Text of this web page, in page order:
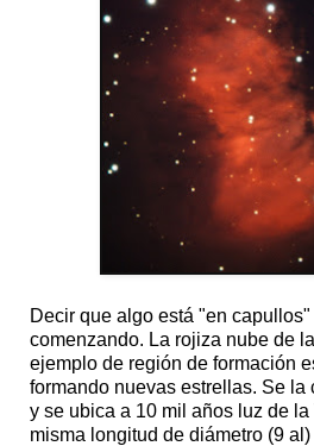
Decir que algo está "en
comenzando. La rojiza nube de
ejemplo de región de formación
formando nuevas estrellas. Se la
y se ubica a 10 mil años luz de
misma longitud de diámetro (9